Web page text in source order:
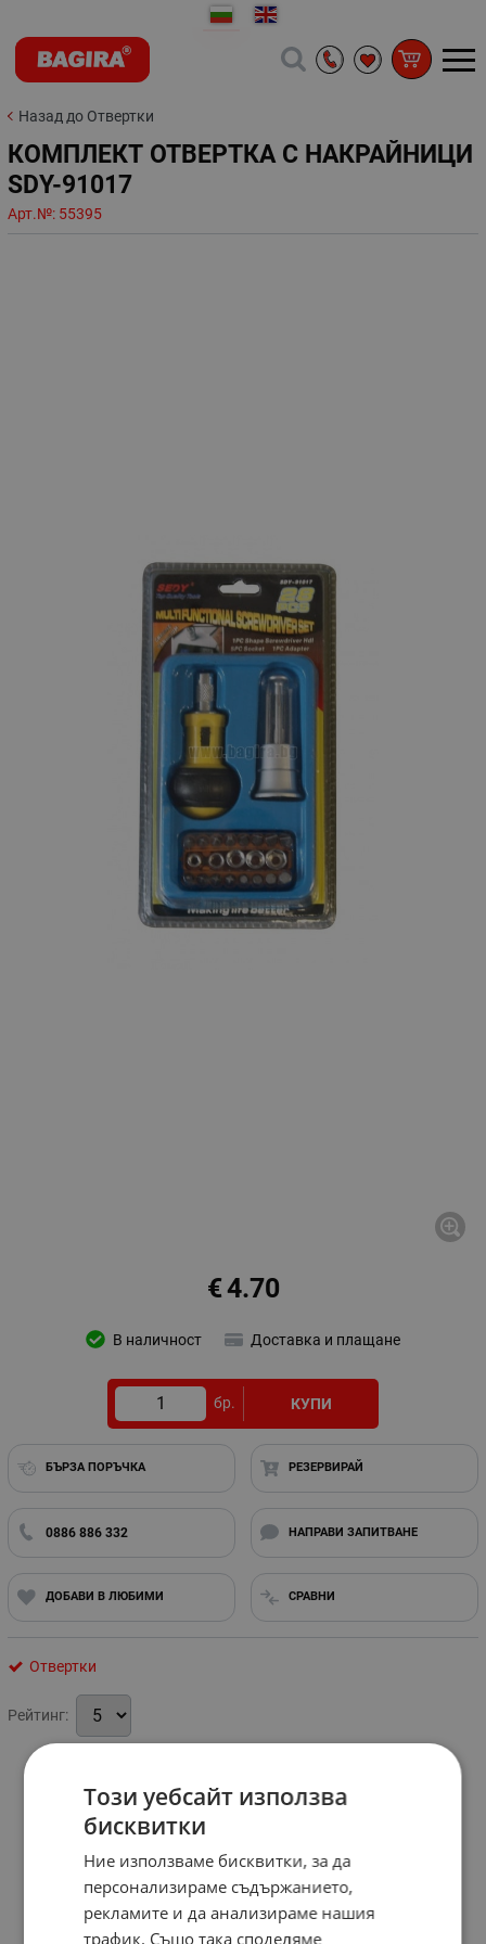
Назад до Отвертки
КОМПЛЕКТ ОТВЕРТКА С НАКРАЙНИЦИ
SDY-91017
Арт.№: 55395
4.70
€
В наличност Доставка и плащане
бр. КУПИ
БЪРЗА ПОРЪЧКА РЕЗЕРВИРАЙ
0886 886 332 НАПРАВИ ЗАПИТВАНЕ
ДОБАВИ В ЛЮБИМИ СРАВНИ
Отвертки
Рейтинг:
Този уебсайт използва
бисквитки
Ние използваме бисквитки, за да
персонализираме съдържанието,
рекламите и да анализираме нашия
трафик. Също така споделяме